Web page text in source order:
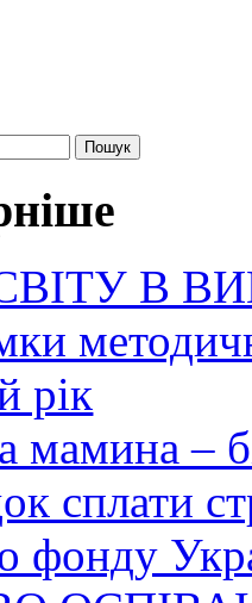
В
рік
мамина –
сплати
фонду